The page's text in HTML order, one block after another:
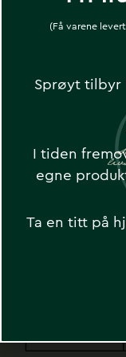
(Få varene
Sprøyt tilbyr
I tiden
egne
Ta en titt på